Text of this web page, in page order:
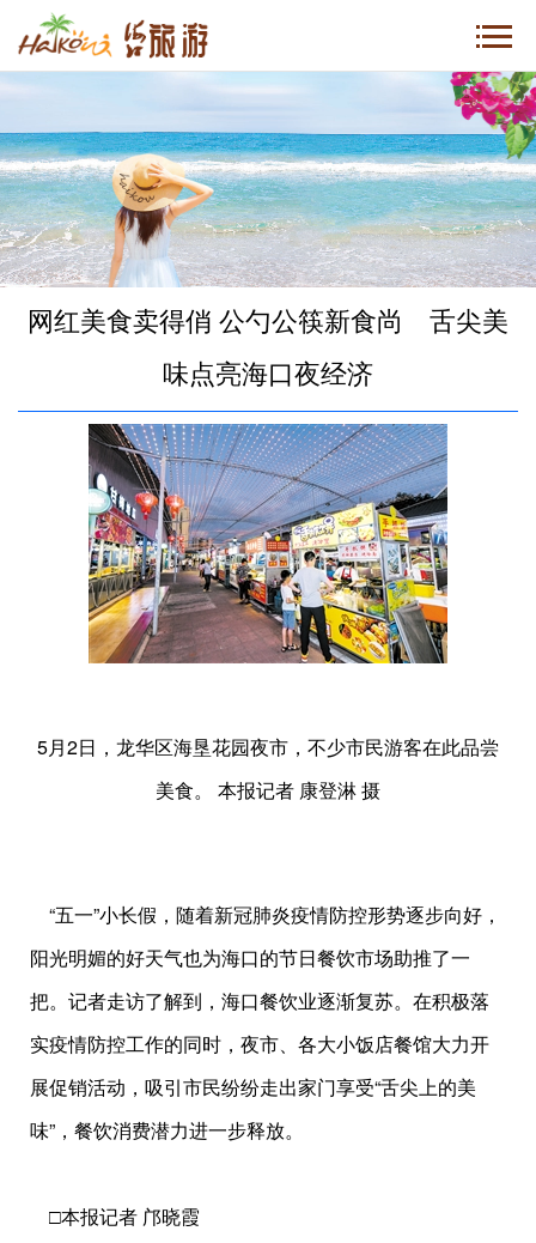
网红美食卖得俏 公勺公筷新食尚 舌尖美
味点亮海口夜经济
5月2日，龙华区海垦花园夜市，不少市民游客在此品尝
美食。 本报记者 康登淋 摄
“五一”小长假，随着新冠肺炎疫情防控形势逐步向好，
阳光明媚的好天气也为海口的节日餐饮市场助推了一
把。记者走访了解到，海口餐饮业逐渐复苏。在积极落
实疫情防控工作的同时，夜市、各大小饭店餐馆大力开
展促销活动，吸引市民纷纷走出家门享受“舌尖上的美
味”，餐饮消费潜力进一步释放。
□本报记者 邝晓霞